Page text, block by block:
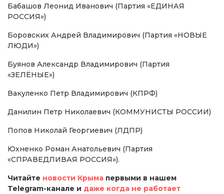
Бабашов Леонид Иванович (Партия «ЕДИНАЯ
РОССИЯ»)
Боровских Андрей Владимирович (Партия «НОВЫЕ
ЛЮДИ»)
Буянов Александр Владимирович (Партия
«ЗЕЛЁНЫЕ»)
Вакуленко Петр Владимирович (КПРФ)
Данилин Петр Николаевич (КОММУНИСТЫ РОССИИ)
Попов Николай Георгиевич (ЛДПР)
Юхненко Роман Анатольевич (Партия
«СПРАВЕДЛИВАЯ РОССИЯ»).
Читайте новости Крыма первыми в нашем
Telegram-канале и даже когда не работает